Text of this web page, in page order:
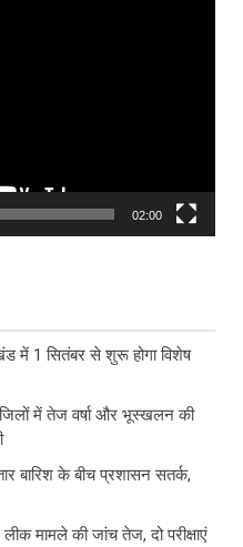
02:00
में 1 सितंबर से शुरू होगा विशेष
जिलों में तेज वर्षा और भूस्खलन की
बारिश के बीच प्रशासन सतर्क,
मामले की जांच तेज, दो परीक्षाएं